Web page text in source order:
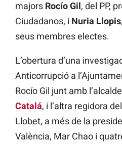
majors Rocío Gil, del PP,
Ciudadanos, i Nuria Llopis
seus membres electes.
L’obertura d’una
Anticorrupció a
Rocío Gil junt amb
Catalá, i l’altra regidora
Llobet, a més de la
València, Mar Chao i